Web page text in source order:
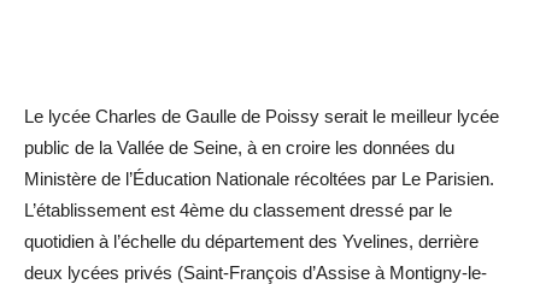
Le lycée Charles de Gaulle de Poissy serait le meilleur lycée
public de la Vallée de Seine, à en croire les données du
Ministère de l’Éducation Nationale récoltées par Le Parisien.
L’établissement est 4ème du classement dressé par le
quotidien à l’échelle du département des Yvelines, derrière
deux lycées privés (Saint-François d’Assise à Montigny-le-